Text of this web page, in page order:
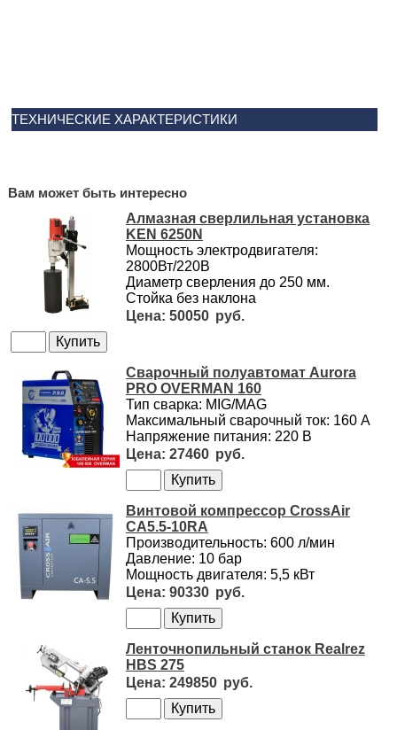
ТЕХНИЧЕСКИЕ ХАРАКТЕРИСТИКИ
Вам может быть интересно
Алмазная сверлильная установка
KEN 6250N
Мощность электродвигателя:
2800Вт/220В
Диаметр сверления до 250 мм.
Стойка без наклона
50050
Сварочный полуавтомат Aurora
PRO OVERMAN 160
Тип сварка: MIG/MAG
Максимальный сварочный ток: 160 А
Напряжение питания: 220 В
27460
Винтовой компрессор CrossAir
CA5.5-10RA
Производительность: 600 л/мин
Давление: 10 бар
Мощность двигателя: 5,5 кВт
90330
Ленточнопильный станок Realrez
HBS 275
249850